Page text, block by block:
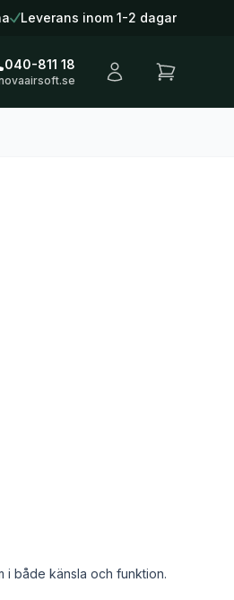
Leverans inom 1-2 dagar
040-811 18
i både känsla och funktion.